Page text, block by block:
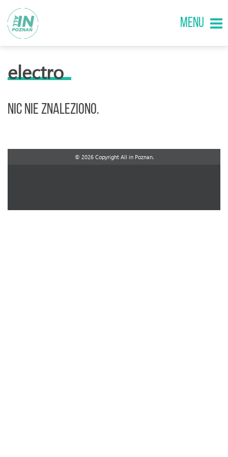
MENU
electro
Nic nie znaleziono.
© 2026 Copyright All in Poznan.